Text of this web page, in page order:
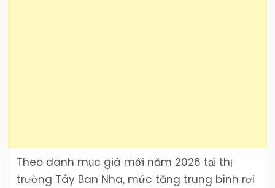
Theo danh mục giá mới năm 2026 tại thị
trường Tây Ban Nha, mức tăng trung bình rơi